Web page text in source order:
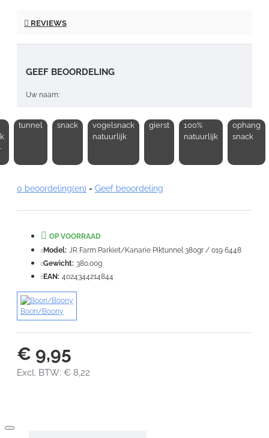
REVIEWS
GEEF BEOORDELING
Uw naam:
Note:HTML-code wordt niet vertaald!
Slecht
VERDER
tunnel snack
vogelsnack
natuurlijk
gierst
100%
natuurlijk
ophang
snack
0 beoordeling(en) - Geef beoordeling
€ 9,95
Excl. BTW: € 8,22
OP VOORRAAD
Model: JR Farm Parkiet/Kanarie Piktunnel 380gr / 019 6448
Gewicht: 380.00g
EAN: 4024344214844
Boon/Boony